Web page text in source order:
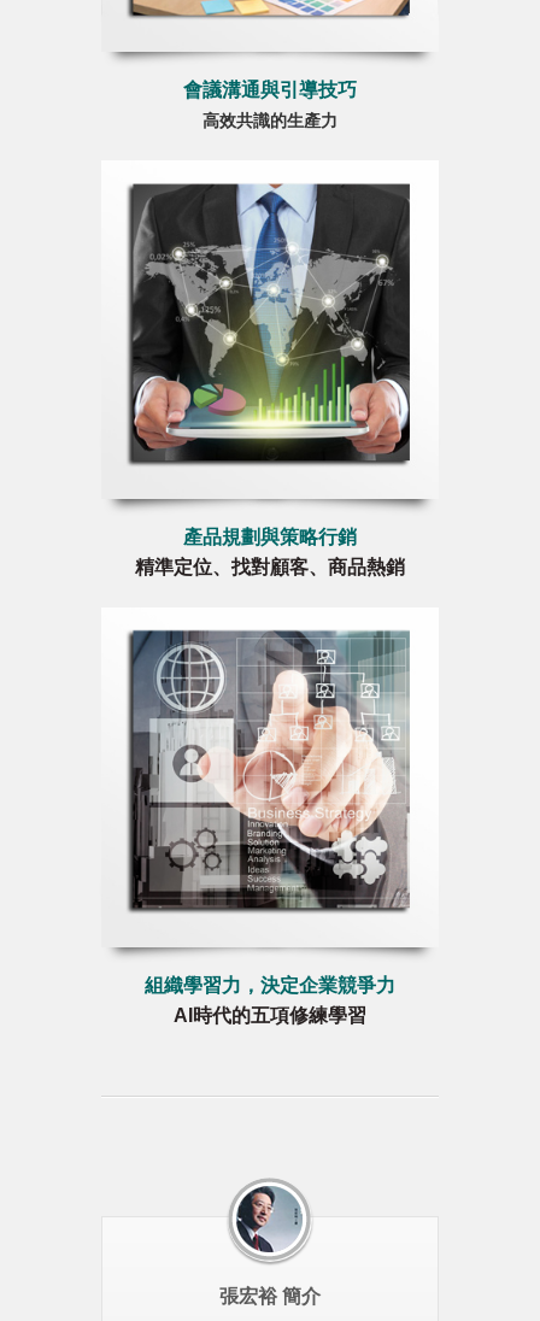
會議溝通與引導技巧
高效共識的生產力
產品規劃與策略行銷
精準定位、找對顧客、商品熱銷
組織學習力，決定企業競爭力
AI時代的五項修練學習
張宏裕 簡介